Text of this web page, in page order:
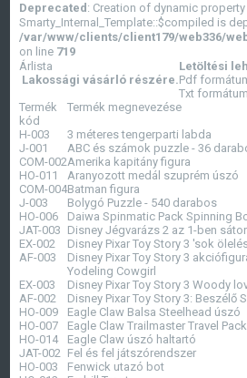
Deprecated : Creation of dynamic property
Smarty_Internal_Template::$compiled is
/var/www/clients/client179/web336/
on line 719
Árlista
Lakossági vásárló részére.
Letöltési
Pdf
Txt formátum
Termék
kód
Termék megnevezése
H-003
3 méteres tengerparti labda
J-001
ABC és számok puzzle - 36
COM-002Amerika kapitány figura
HO-011
Aranyozott medál szuprém úszó
COM-004Batman figura
J-003
Bolygó Puzzle - 540 darabos
HO-006
Daiwa Spinmatic Pack Spinning
JAT-003 Disney Jégvarázs 2 az 1-ben sátor
EX-002
Disney Pixar Toy Story 3 'sok
AF-003
Disney Pixar Toy Story 3
Yodeling Cowgirl
EX-003
Disney Pixar Toy Story 3 Woody
AF-002
Disney Pixar Toy Story 3: Beszélő
HO-009
Eagle Claw Balsa Steelhead úszó
HO-007
Eagle Claw Trailmaster Travel
HO-014
Eagle Claw úszó haltartó
JAT-002 Fel és fel játszórendszer
HO-003
Fenwick utazó bot